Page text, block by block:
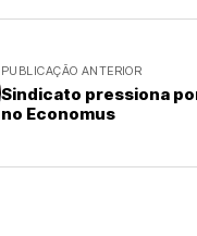
PUBLICAÇÃO ANTERIOR
Sindicato pressiona
no Economus